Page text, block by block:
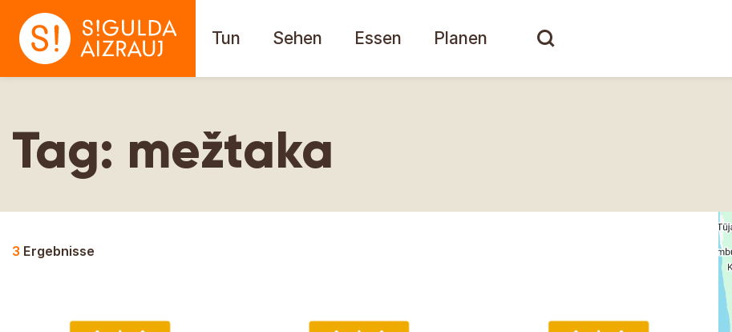
Tun Sehen Essen Planen
Tag: mežtaka
3 Ergebnisse